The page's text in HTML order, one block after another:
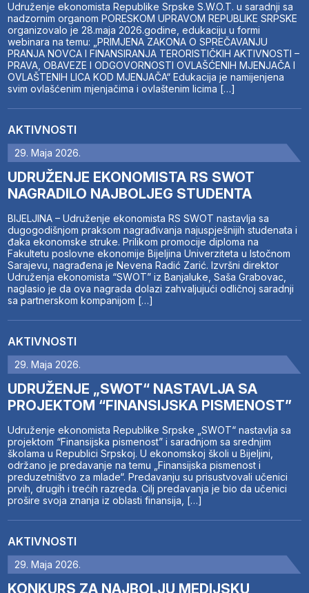
Udruženje ekonomista Republike Srpske S.W.O.T. u saradnji sa
nadzornim organom PORESKOM UPRAVOM REPUBLIKE SRPSKE
organizovalo je 28.maja 2026.godine, edukaciju u formi
webinara na temu: „PRIMJENA ZAKONA O SPREČAVANJU
PRANJA NOVCA I FINANSIRANJA TERORISTIČKIH AKTIVNOSTI –
PRAVA, OBAVEZE I ODGOVORNOSTI OVLAŠĆENIH MJENJAČA I
OVLAŠTENIH LICA KOD MJENJAČA“ Edukacija je namijenjena
svim ovlašćenim mjenjačima i ovlaštenim licima […]
AKTIVNOSTI
29. Maja 2026.
UDRUŽENJE EKONOMISTA RS SWOT
NAGRADILO NAJBOLJEG STUDENTA
BIJELJINA – Udruženje ekonomista RS SWOT nastavlja sa
dugogodišnjom praksom nagrađivanja najuspješnijih studenata i
đaka ekonomske struke. Prilikom promocije diploma na
Fakultetu poslovne ekonomije Bijeljina Univerziteta u Istočnom
Sarajevu, nagrađena je Nevena Radić Zarić. Izvršni direktor
Udruženja ekonomista “SWOT” iz Banjaluke, Saša Grabovac,
naglasio je da ova nagrada dolazi zahvaljujući odličnoj saradnji
sa partnerskom kompanijom […]
AKTIVNOSTI
29. Maja 2026.
UDRUŽENJE „SWOT“ NASTAVLJA SA
PROJEKTOM “FINANSIJSKA PISMENOST”
Udruženje ekonomista Republike Srpske „SWOT“ nastavlja sa
projektom “Finansijska pismenost” i saradnjom sa srednjim
školama u Republici Srpskoj. U ekonomskoj školi u Bijeljini,
održano je predavanje na temu „Finansijska pismenost i
preduzetništvo za mlade“. Predavanju su prisustvovali učenici
prvih, drugih i trećih razreda. Cilj predavanja je bio da učenici
prošire svoja znanja iz oblasti finansija, […]
AKTIVNOSTI
29. Maja 2026.
KONKURS ZA NAJBOLJU MEDIJSKU